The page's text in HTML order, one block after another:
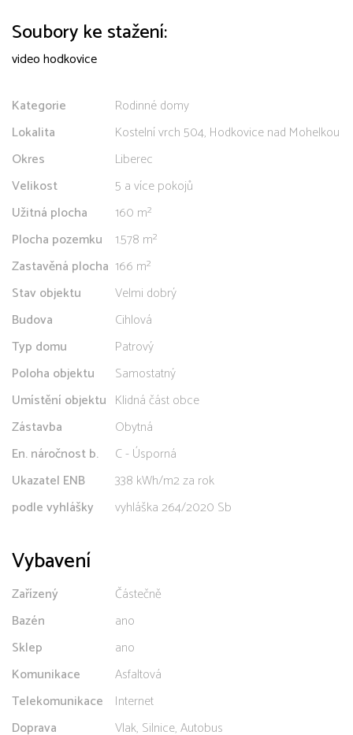
Soubory ke stažení:
video hodkovice
Kategorie
Rodinné domy
Lokalita
Kostelní vrch 504, Hodkovice nad Mohelkou
Okres
Liberec
Velikost
5 a více pokojů
Užitná plocha
160 m²
Plocha pozemku
1.578 m²
Zastavěná plocha 166 m²
Stav objektu
Velmi dobrý
Budova
Cihlová
Typ domu
Patrový
Poloha objektu
Samostatný
Umístění objektu Klidná část obce
Zástavba
Obytná
En. náročnost b.
C - Úsporná
Ukazatel ENB
338 kWh/m2 za rok
podle vyhlášky
vyhláška 264/2020 Sb
Vybavení
Zařízený
Částečně
Bazén
ano
Sklep
ano
Komunikace
Asfaltová
Telekomunikace
Internet
Doprava
Vlak, Silnice, Autobus